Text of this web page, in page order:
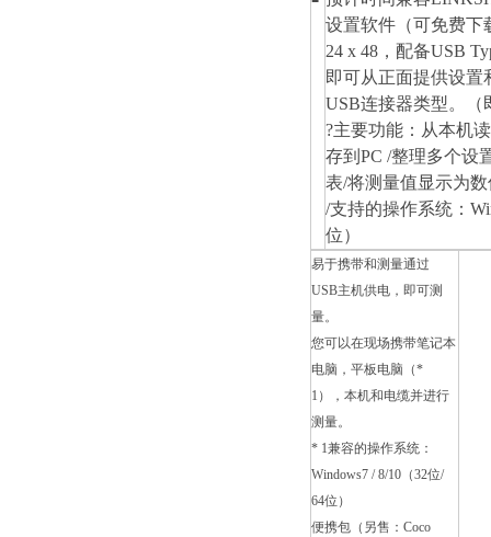
设置软件（可免费下
24 x 48，配备USB
即可从正面提供设置
USB连接器类型。
?主要功能：从本机
存到PC /整理多个设
表/将测量值显示为
/支持的操作系统：
位）
易于携带和测量通过
USB主机供电 ，即可测
量。
您可以在现场携带笔记本
电脑，平板电脑（*
1）， 本机和电缆并进行
测量。
* 1兼容的操作系统：
Windows7 / 8/10（32位/
64位）
便携包（另售：Coco